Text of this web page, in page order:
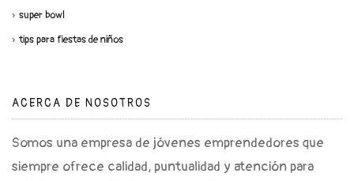
super bowl
tips para fiestas de niños
ACERCA DE NOSOTROS
Somos una empresa de jóvenes emprendedores que
siempre ofrece calidad, puntualidad y atención para